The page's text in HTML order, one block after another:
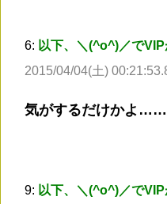
6: 以下、＼(^o^)／で
2015/04/04(土)
気がするだけかよ……
9: 以下、＼(^o^)／で